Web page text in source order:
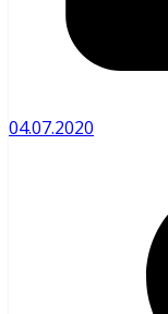
04.07.2020